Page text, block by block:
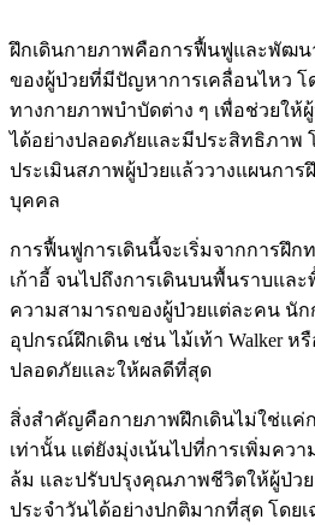
ฝึกเดินกายภาพคือการฟื้นฟูและพัฒน
ของผู้ป่วยที่มีปัญหาการเคลื่อนไหว
ทางกายภาพบำบัดต่าง ๆ เพื่อช่วยให้
ได้อย่างปลอดภัยและมีประสิทธิภาพ
ประเมินสภาพผู้ป่วยแล้ววางแผนการ
บุคคล
การฟื้นฟูการเดินนี้จะเริ่มจากการฝึก
เก้าอี้ จนไปถึงการเดินบนพื้นราบแล
ความสามารถของผู้ป่วยแต่ละคน นั
อุปกรณ์ฝึกเดิน เช่น ไม้เท้า Walker ห
ปลอดภัยและให้ผลดีที่สุด
สิ่งสำคัญคือกายภาพฝึกเดินไม่ใช่แค่
เท่านั้น แต่ยังมุ่งเน้นไปที่การเพิ่มคว
ล้ม และปรับปรุงคุณภาพชีวิตให้ผู้ป่ว
ประจำวันได้อย่างปกติมากที่สุด โดย